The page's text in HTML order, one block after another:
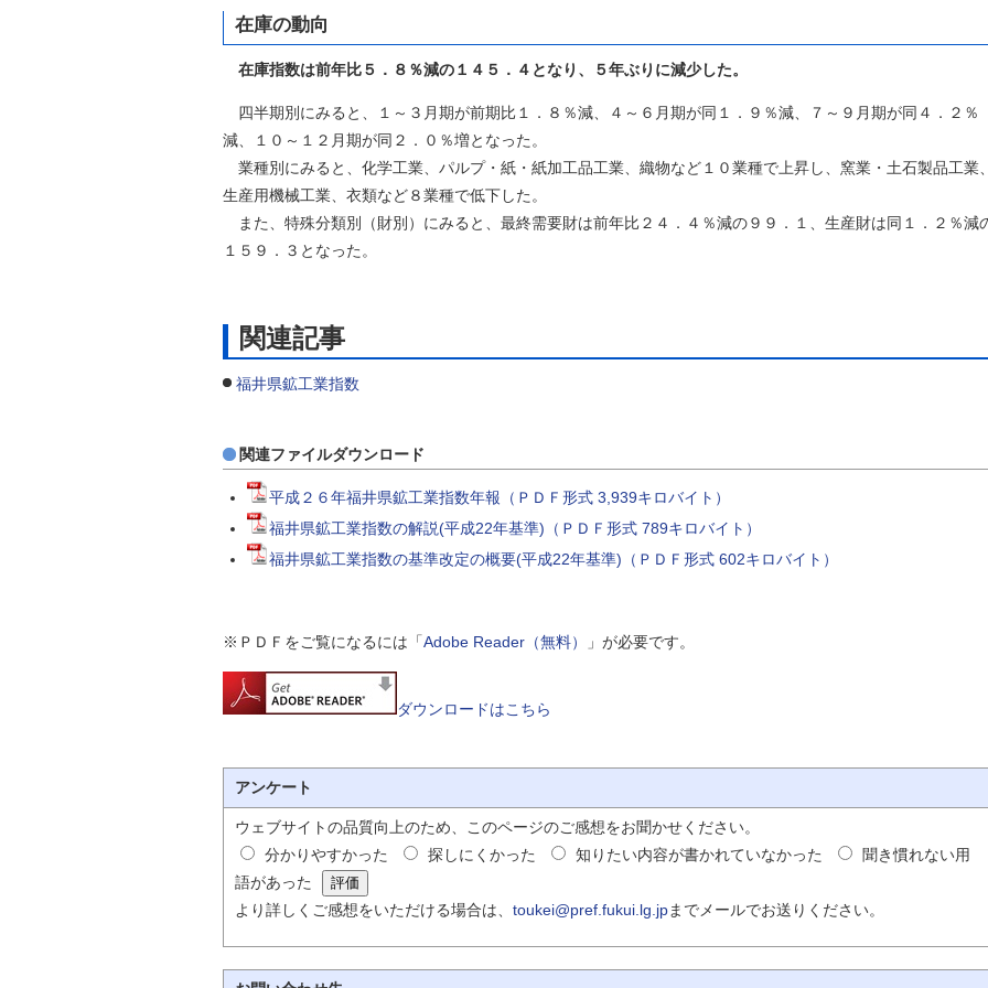
在庫の動向
在庫指数は前年比５．８％減の１４５．４となり、５年ぶりに減少した。
四半期別にみると、１～３月期が前期比１．８％減、４～６月期が同１．９％減、７～９月期が同４．２％
減、１０～１２月期が同２．０％増となった。
業種別にみると、化学工業、パルプ・紙・紙加工品工業、織物など１０業種で上昇し、窯業・土石製品工業
生産用機械工業、衣類など８業種で低下した。
また、特殊分類別（財別）にみると、最終需要財は前年比２４．４％減の９９．１、生産財は同１．２％減
１５９．３となった。
関連記事
福井県鉱工業指数
関連ファイルダウンロード
平成２６年福井県鉱工業指数年報（ＰＤＦ形式 3,939キロバイト）
福井県鉱工業指数の解説(平成22年基準)（ＰＤＦ形式 789キロバイト）
福井県鉱工業指数の基準改定の概要(平成22年基準)（ＰＤＦ形式 602キロバイト）
※ＰＤＦをご覧になるには「Adobe Reader（無料） 」が必要です。
ダウンロードはこちら
アンケート
ウェブサイトの品質向上のため、このページのご感想をお聞かせください。
分かりやすかった
探しにくかった 知りたい内容が書かれていなかった
聞き慣れない用
語があった
より詳しくご感想をいただける場合は、 toukei@pref.fukui.lg.jpまでメールでお送りください。